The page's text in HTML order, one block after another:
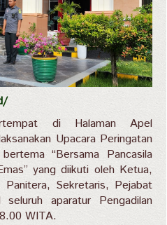
di Halaman Apel
Upacara Peringatan
“Bersama Pancasila
yang diikuti oleh Ketua,
Sekretaris, Pejabat
aparatur Pengadilan
WITA.